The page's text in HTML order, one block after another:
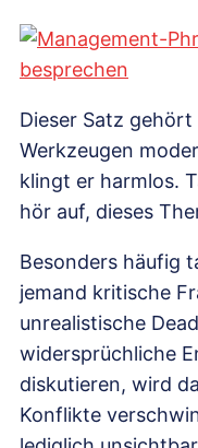
Dieser Satz
Werkzeugen
klingt er harmlos.
hör auf, dieses
Besonders häufig
jemand kritische
unrealistische
widersprüchliche
diskutieren, wird
Konflikte